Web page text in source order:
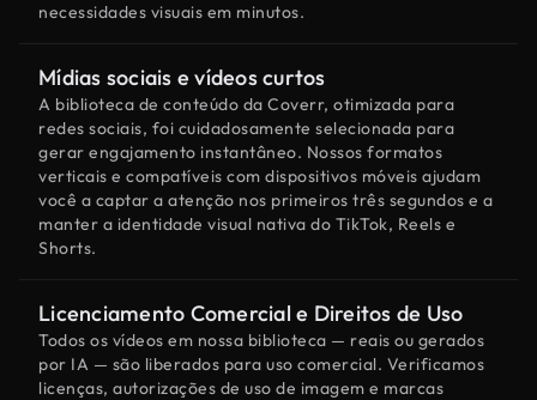
necessidades visuais em minutos.
Mídias sociais e vídeos curtos
A biblioteca de conteúdo da Coverr, otimizada para
redes sociais, foi cuidadosamente selecionada para
gerar engajamento instantâneo. Nossos formatos
verticais e compatíveis com dispositivos móveis ajudam
você a captar a atenção nos primeiros três segundos e a
manter a identidade visual nativa do TikTok, Reels e
Shorts.
Licenciamento Comercial e Direitos de Uso
Todos os vídeos em nossa biblioteca — reais ou gerados
por IA — são liberados para uso comercial. Verificamos
licenças, autorizações de uso de imagem e marcas